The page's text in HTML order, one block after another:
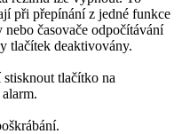
při přepínání z jedné funkce
časovače odpočítávání
tlačítek deaktivovány.
stisknout tlačítko na